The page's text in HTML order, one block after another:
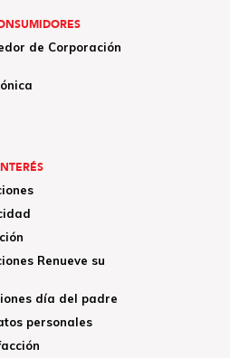
de Corporación
Renueve su
día del padre
personales